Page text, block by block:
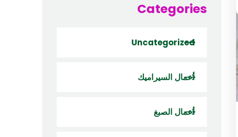
Categories
Uncategorized
أعمال السيراميك
أعمال الصبغ